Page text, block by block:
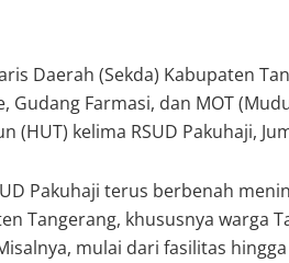
Daerah (Sekda) Kabupaten
Gudang Farmasi, dan MOT
(HUT) kelima RSUD Pakuhaji,
Pakuhaji terus berbenah
Tangerang, khususnya warga
mulai dari fasilitas